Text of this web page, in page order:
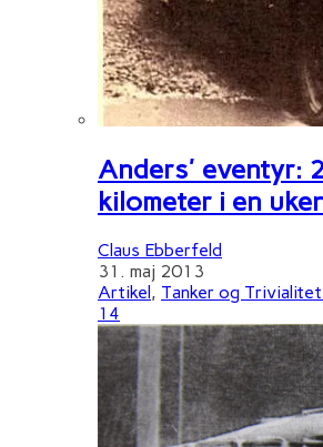
Anders' eventyr:
kilometer i en
Claus Ebberfeld
31. maj 2013
Artikel , Tanker og
14